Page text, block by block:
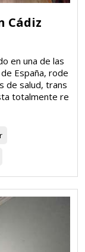
Cádiz
en una de las
España, rode
de salud, trans
totalmente re